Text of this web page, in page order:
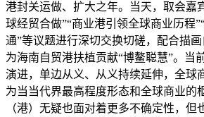
港封关运做、扩大之年。当天，取会嘉
球经贸合做”“商业港引领全球商业历程
通”等议题进行深切交换切磋，配合描画
为海南自贸港扶植贡献“博鳌聪慧”。当
演进，单边从义、从义持续延伸，全球
为当当代界最高程度形态和全球商业的
（港）无疑也面对着更多不确定性，但